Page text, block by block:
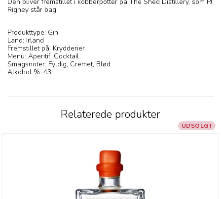
Rigney står bag.
Produkttype: Gin
Land: Irland
Fremstillet på: Krydderier
Menu: Aperitif, Cocktail
Smagsnoter: Fyldig, Cremet, Blød
Alkohol %: 43
Relaterede produkter
UDSOLGT